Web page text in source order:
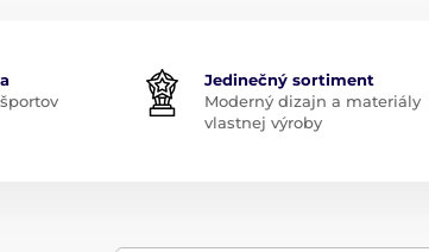
Jedinečný sortiment
Moderný dizajn a materiály
vlastnej výroby